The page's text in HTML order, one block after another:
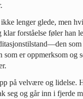
lenger glede, men
klar forståelse føler han
som er oppmerksom og
på velvære og lidelse.
seg og går inn i fjerde